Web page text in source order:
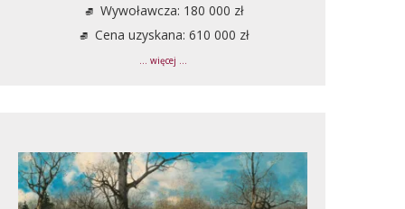
Wywoławcza: 180 000 zł
Cena uzyskana: 610 000 zł
... więcej ...